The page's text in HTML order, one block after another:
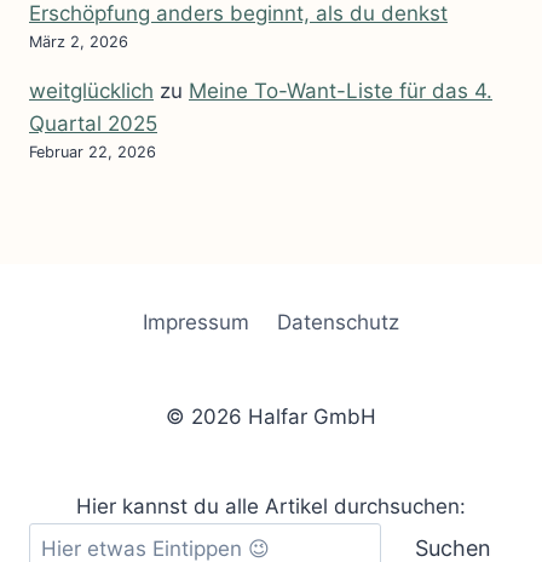
Erschöpfung anders beginnt, als du denkst
März 2, 2026
weitglücklich zu Meine To-Want-Liste für das 4.
Quartal 2025
Februar 22, 2026
Impressum Datenschutz
© 2026 Halfar GmbH
Hier kannst du alle Artikel durchsuchen:
Suchen